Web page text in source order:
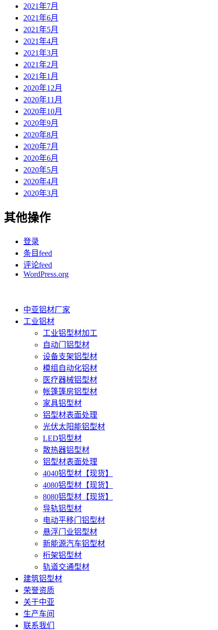
2021年7月
2021年6月
2021年5月
2021年4月
2021年3月
2021年2月
2021年1月
2020年12月
2020年11月
2020年10月
2020年9月
2020年8月
2020年7月
2020年6月
2020年5月
2020年4月
2020年3月
其他操作
登录
条目feed
评论feed
WordPress.org
中亚铝材厂家
工业铝材
工业铝型材加工
自动门铝型材
设备支架铝型材
模组自动化铝材
医疗器械铝型材
帐篷篷房铝型材
家具铝型材
铝型材表面处理
光伏太阳能铝型材
LED铝型材
散热器铝型材
铝型材表面处理
4040铝型材【现货】
4080铝型材【现货】
8080铝型材【现货】
导轨铝型材
电动平移门铝型材
悬浮门业铝型材
新能源汽车铝型材
桁架铝型材
轨道交通型材
建筑铝型材
荣誉资质
关于中亚
生产车间
联系我们